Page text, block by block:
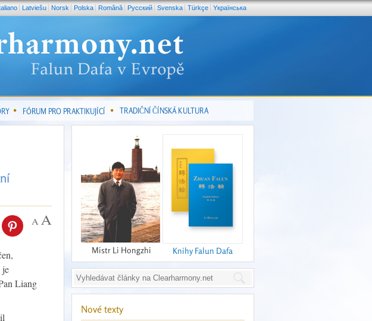
Latviešu Norsk Polska Română Pусский Svenska Türkçe Yкраїнська
FÓRUM PRO PRAKTIKUJÍCÍ TRADIČNÍ ČÍNSKÁ KULTURA
je
Liang
Mistr Li Hongzhi Knihy Falun Dafa
Nové texty